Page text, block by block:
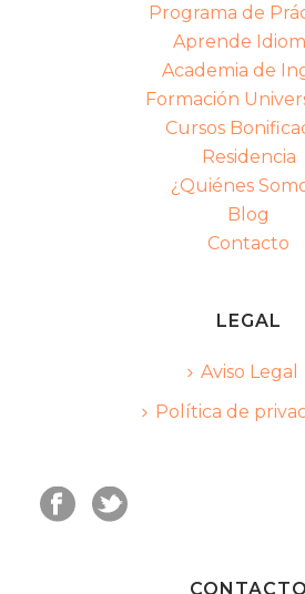
Programa de
Aprende
Academia de
Formación
Cursos
Residencia
¿Quiénes
Blog
Contacto
LEGAL
Aviso Legal
Política de
CONTACTO